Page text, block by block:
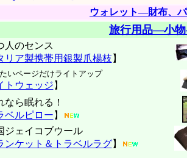
ウォレット―財布、
旅行用品―小
人のセンス
リア製携帯用銀製爪楊枝 】
たいページだけライトアップ
トウェッジ 】
なら眠れる！
ベルピロー 】
ジェイコブウール
ンケット＆トラベルラグ】